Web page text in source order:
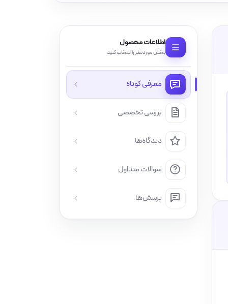
اطلاعات محصول
بخش موردنظر را انتخاب کنید
معرفی کوتاه
بررسی تخصصی
دیدگاه‌ها
سوالات متداول
پرسش‌ها